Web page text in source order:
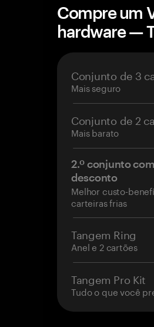
Compre um
hardware —
Conjunto de 3
Mais seguro
Conjunto de 2
Mais barato
2.º conjunto
desconto
Melhor custo-
carteiras frias
Tangem Ring
Anel e 2 cartões
Tangem Pro Kit
Tudo o que você